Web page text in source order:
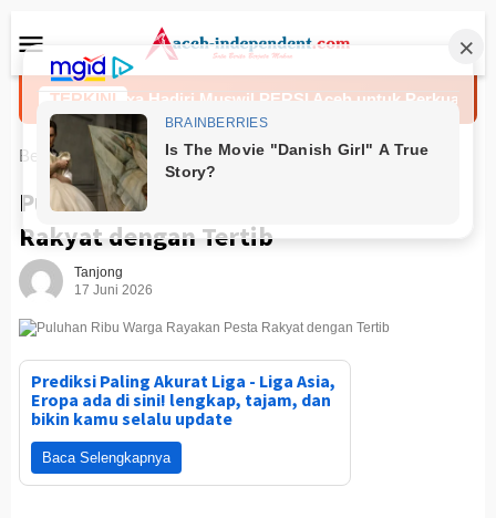
ke
kontenMobile
TERKINI
Meuraxa Hadiri Muswil PERSI Aceh untuk Perkuat
Beranda News
Puluhan Ribu Warga Rayakan Pesta
Rakyat dengan Tertib
Tanjong
17 Juni 2026
Prediksi Paling Akurat Liga - Liga Asia,
Eropa ada di sini! lengkap, tajam, dan
bikin kamu selalu update
Baca Selengkapnya